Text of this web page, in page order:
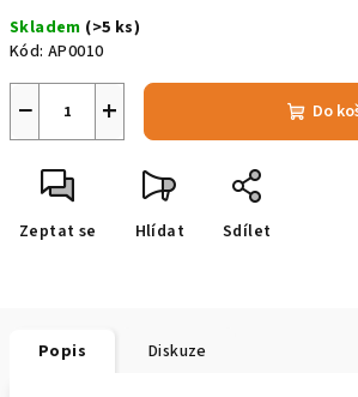
cena:
Skladem (>5 ks)
Kód: AP0010
+
− Do
Zeptat se Hlídat Sdílet
Popis Diskuze